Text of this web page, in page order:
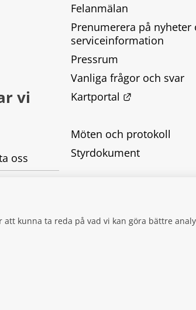
kunna ta reda på vad vi kan göra bättre
vi
oss
Felanmälan
Prenumerera på nyheter
serviceinformation
Pressrum
Vanliga frågor och svar
Kartportal
Möten och protokoll
Styrdokument
Kakor